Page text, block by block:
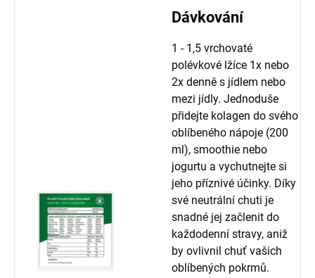
Dávkování
1 - 1,5 vrchovaté
polévkové lžíce 1x nebo
2x denně s jídlem nebo
mezi jídly. Jednoduše
přidejte kolagen do svého
oblíbeného nápoje (200
ml), smoothie nebo
jogurtu a vychutnejte si
jeho příznivé účinky. Díky
své neutrální chuti je
snadné jej začlenit do
každodenní stravy, aniž
by ovlivnil chuť vašich
oblíbených pokrmů.